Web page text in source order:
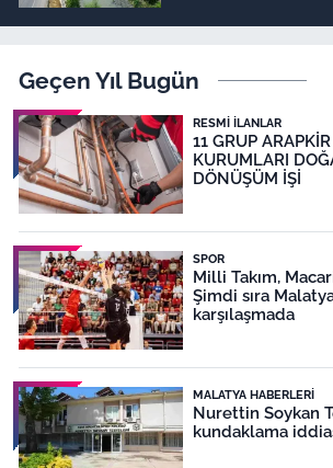
Geçen Yıl Bugün
RESMI İLANLAR
11 GRUP
KURUMLARI
DÖNÜŞÜM İŞİ
SPOR
Milli Takım,
Şimdi sıra
karşılaşmada
MALATYA HABERLERI
Nurettin Soykan
kundaklama